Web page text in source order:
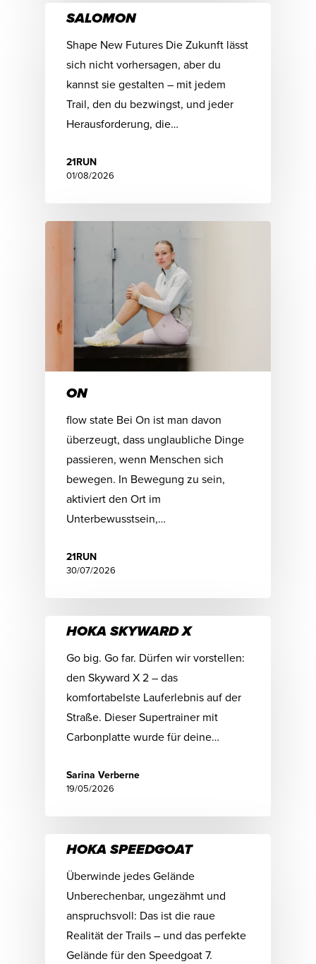
SALOMON
Shape New Futures Die Zukunft lässt
sich nicht vorhersagen, aber du
kannst sie gestalten – mit jedem
Trail, den du bezwingst, und jeder
Herausforderung, die…
21RUN
01/08/2026
ON
flow state Bei On ist man davon
überzeugt, dass unglaubliche Dinge
passieren, wenn Menschen sich
bewegen. In Bewegung zu sein,
aktiviert den Ort im
Unterbewusstsein,…
21RUN
30/07/2026
HOKA SKYWARD X
Go big. Go far. Dürfen wir vorstellen:
den Skyward X 2 – das
komfortabelste Lauferlebnis auf der
Straße. Dieser Supertrainer mit
Carbonplatte wurde für deine…
Sarina Verberne
19/05/2026
HOKA SPEEDGOAT
Überwinde jedes Gelände
Unberechenbar, ungezähmt und
anspruchsvoll: Das ist die raue
Realität der Trails – und das perfekte
Gelände für den Speedgoat 7.